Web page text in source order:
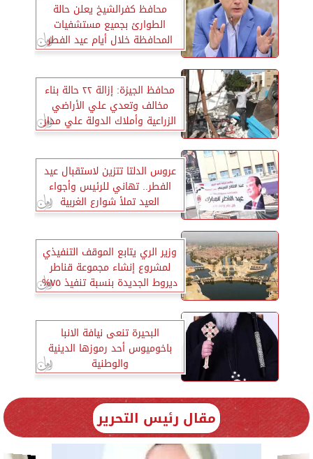
محافظ كفرالشيخ يعلن حالة
الطوارئ بجميع مستشفيات
المحافظة خلال أيام عيد الفطر
المبارك
محافظ الجيزة: إزالة ٢٢ حالة بناء
مخالف وتعدي علي الأراضي
الزراعية وأملاك الدولة علي مدار
يومين
عروس الدلتا تتزين لاستقبال عيد
الفطر.. تهاني للرئيس وأجواء
العيد تملأ شوارع الغربية
وزير الري يتابع الموقف التنفيذي
لمشروع إنشاء مجموعة قناطر
ديروط الجديدة بنسبة تنفيذ ٧٥%
البحيرة تنعى نيافة الانبا
باخوميوس أحد رموزها الدينية
والوطنية
مقال رئيس التحرير